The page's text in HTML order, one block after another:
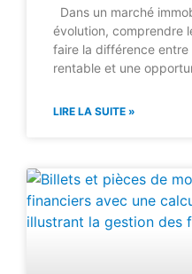
Dans un marché
évolution, comprendre
faire la différence entre
rentable et une
LIRE LA SUITE »